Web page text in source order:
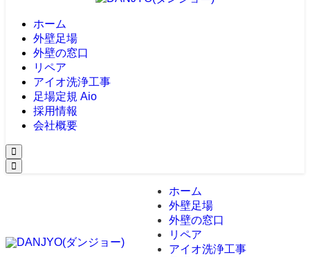
ホーム
外壁足場
外壁の窓口
リペア
アイオ洗浄工事
足場定規 Aio
採用情報
会社概要
ホーム
外壁足場
外壁の窓口
リペア
アイオ洗浄工事